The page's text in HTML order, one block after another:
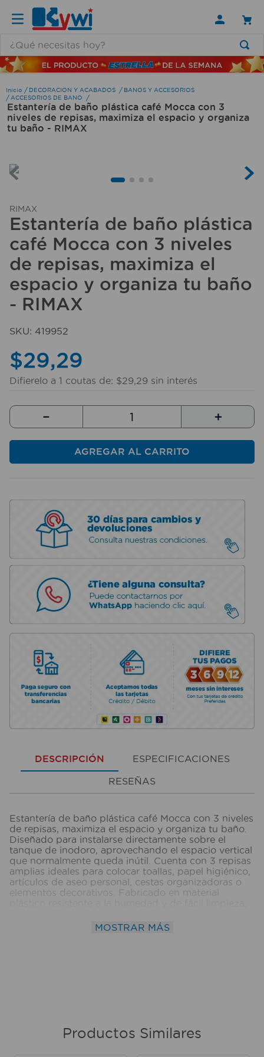
DECORACION Y ACABADOS
BANOS Y ACCESORIOS
ACCESORIOS DE BANO
Estantería de baño plástica café Mocca con 3
niveles de repisas, maximiza el espacio y organiza
tu baño - RIMAX
RIMAX
Estantería de baño plástica
café Mocca con 3 niveles
de repisas, maximiza el
espacio y organiza tu baño
- RIMAX
SKU: 419952
$29,29
Difierelo a 1 coutas de: $29,29 sin interés
＋
－
AGREGAR AL CARRITO
DESCRIPCIÓN ESPECIFICACIONES
RESEÑAS
Estantería de baño plástica café Mocca con 3 niveles
de repisas, maximiza el espacio y organiza tu baño.
Diseñado para instalarse directamente sobre el
tanque de inodoro, aprovechando el espacio vertical
que normalmente queda inútil. Cuenta con 3 repisas
amplias ideales para colocar toallas, papel higiénico,
artículos de aseo personal, cestas organizadoras o
elementos decorativos. Fabricado en material
en baños pequeños o espacios reducidos. Medidas
del producto (Alt+Anch+Prof): 171,8 x 25,2 x 61,5 cm
MOSTRAR MÁS
Productos Similares
TÉRMINOS MÁS BUSCADOS
1 .
lamparas
2.
ducha
3.
silla
5.
7.
aspiradora
8.
taladro
9.
cerradura
10
fregadero